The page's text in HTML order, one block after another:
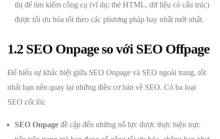
thị để tìm kiếm công cụ (ví dụ: thẻ HTML, dữ liệu có cấu trúc)
được tối ưu hóa tốt theo các phương pháp hay nhất mới nhất.
1.2 SEO Onpage so với SEO Offpage
Để hiểu sự khác biệt giữa SEO Onpage và SEO ngoài trang, tốt
nhất bạn nên quay lại những điều cơ bản về SEO. Có ba loại
SEO cốt lõi:
SEO Onpage đề cập đến những nỗ lực được thực hiện trực